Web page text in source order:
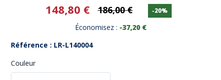
148,80 € 186,00 € -20%
Économisez : -37,20 €
Référence : LR-L140004
Couleur